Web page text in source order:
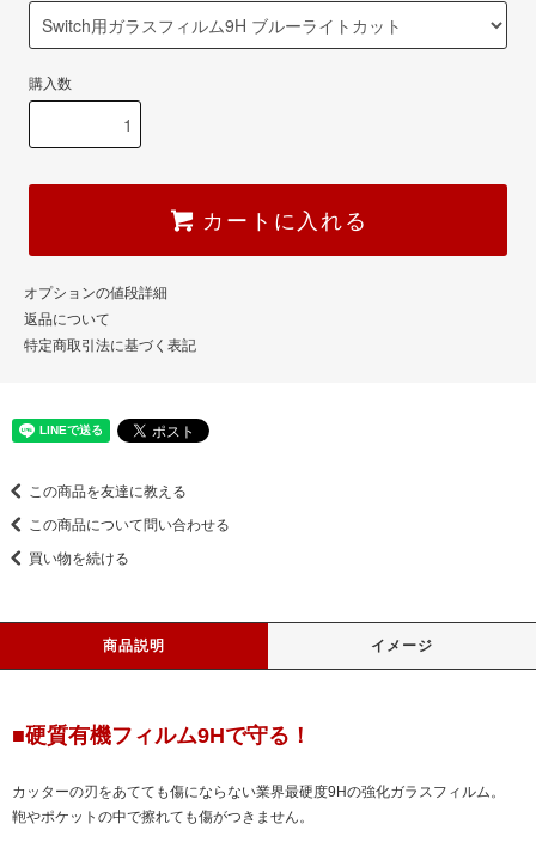
購入数
カートに入れる
オプションの値段詳細
返品について
特定商取引法に基づく表記
この商品を友達に教える
この商品について問い合わせる
買い物を続ける
商品説明 イメージ
■硬質有機フィルム9Hで守る！
カッターの刃をあてても傷にならない業界最硬度9Hの強化ガラスフィルム。
鞄やポケットの中で擦れても傷がつきません。